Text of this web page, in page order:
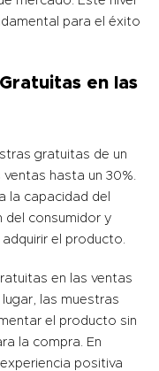
para el éxito
en las
gratuitas de un
hasta un 30%.
la capacidad del
del consumidor y
el producto.
en las ventas
las muestras
el producto sin
la compra. En
positiva